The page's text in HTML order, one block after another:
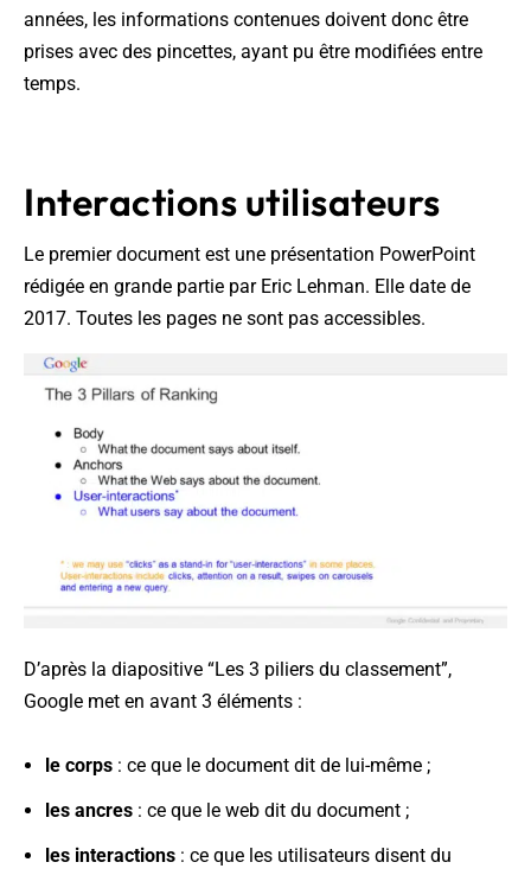
années, les informations contenues doivent donc être
prises avec des pincettes, ayant pu être modifiées entre
temps.
Interactions utilisateurs
Le premier document est une présentation PowerPoint
rédigée en grande partie par Eric Lehman. Elle date de
2017. Toutes les pages ne sont pas accessibles.
D’après la diapositive “Les 3 piliers du classement”,
Google met en avant 3 éléments :
le corps : ce que le document dit de lui-même ;
les ancres : ce que le web dit du document ;
les interactions : ce que les utilisateurs disent du